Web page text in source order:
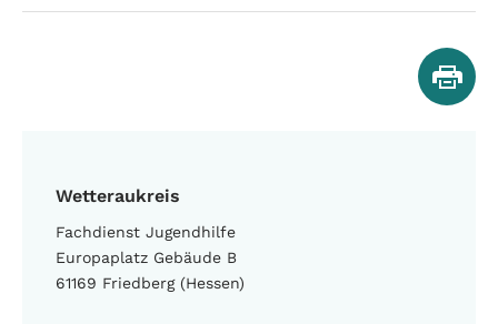
Wetteraukreis
Fachdienst Jugendhilfe
Europaplatz Gebäude B
61169 Friedberg (Hessen)